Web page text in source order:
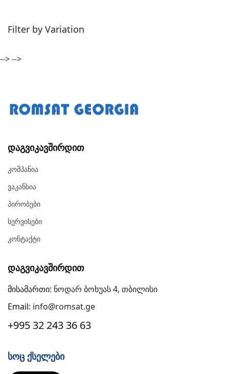
Filter by Variation
-->-->
Დაგვიკავშირდით
Კომპანია
Ვაკანსია
Პირობები
Სერვისები
Კონტაქტი
Დაგვიკავშირდით
მისამართი: ნოდარ ბოხუას 4, თბილისი
Email: info@romsat.ge
+995 32 243 36 63
Სოც Ქსელები